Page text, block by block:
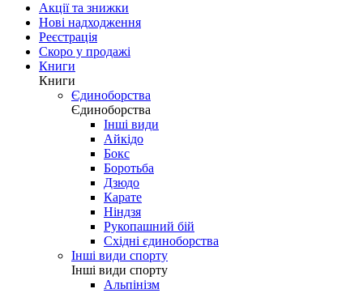
Акції та знижки
Нові надходження
Реєстрація
Скоро у продажі
Книги
Книги
Єдиноборства
Єдиноборства
Інші види
Айкідо
Бокс
Боротьба
Дзюдо
Карате
Ніндзя
Рукопашний бій
Східні єдиноборства
Інші види спорту
Інші види спорту
Альпінізм